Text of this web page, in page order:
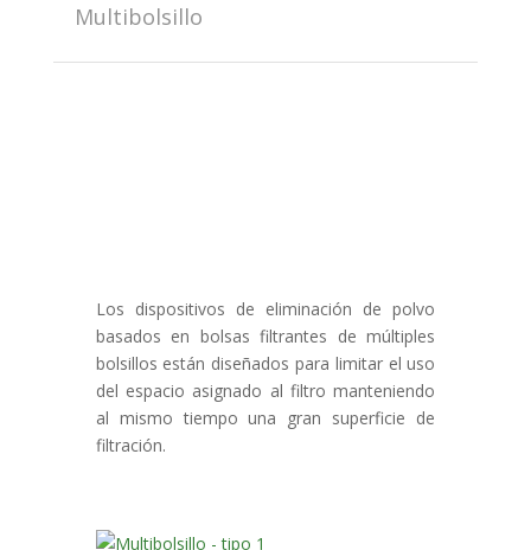
Multibolsillo
Los dispositivos de eliminación de polvo
basados ​​en bolsas filtrantes de múltiples
bolsillos están diseñados para limitar el uso
del espacio asignado al filtro manteniendo
al mismo tiempo una gran superficie de
filtración.